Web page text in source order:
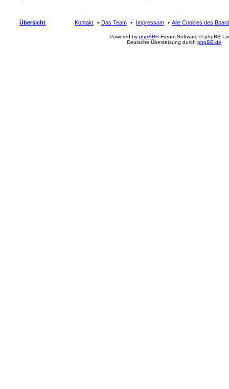
Übersicht Alle Cookies des
Impressum
Das Team
Kontakt
Powered by phpBB® Forum Software © phpBB
Deutsche Übersetzung durch phpBB.de